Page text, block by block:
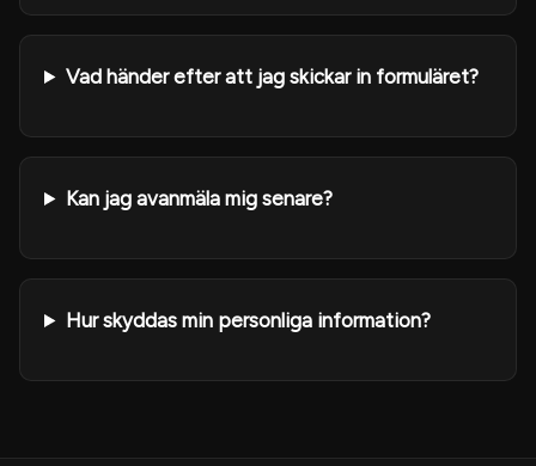
Vad händer efter att jag skickar in formuläret?
Kan jag avanmäla mig senare?
Hur skyddas min personliga information?